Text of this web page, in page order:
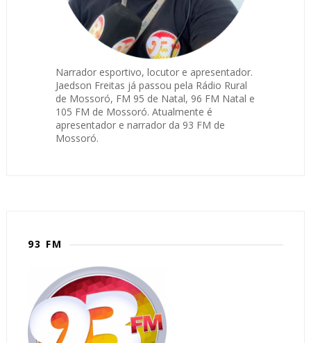
Narrador esportivo, locutor e apresentador.
Jaedson Freitas já passou pela Rádio Rural
de Mossoró, FM 95 de Natal, 96 FM Natal e
105 FM de Mossoró. Atualmente é
apresentador e narrador da 93 FM de
Mossoró.
93 FM